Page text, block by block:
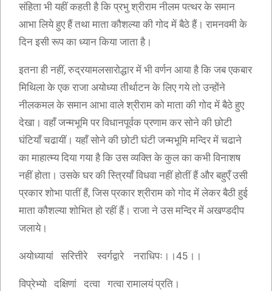
संहिता भी यहीं कहती है कि प्रभु श्रीराम नीलम पत्थर के समान
आभा लिये हुए हैं तथा माता कौशल्या की गोद में बैठे हैं। रामनवमी के
दिन इसी रूप का ध्यान किया जाता है।
इतना ही नहीं, रुद्रयामलसारोद्धार में भी वर्णन आया है कि जब एकबार
मिथिला के एक राजा अयोध्या तीर्थाटन के लिए गये तो उन्होंने
नीलकमल के समान आभा वाले श्रीराम को माता की गोद में बैठे हुए
देखा। वहाँ जन्मभूमि पर विधानपूर्वक प्रणाम कर सोने की छोटी
घंटियाँ चढायीं। यहाँ सोने की छोटी घंटी जन्मभूमि मन्दिर में चढाने
का माहात्म्य दिया गया है कि उस व्यक्ति के कुल का कभी विनाशष
नहीं होता। उसके घर की स्त्रियाँ विधवा नहीं होतीं हैं और बहुएँ उसी
प्रकार शोभा पातीं हैं, जिस प्रकार श्रीराम को गोद में लेकर बैठी हुई
माता कौशल्या शोभित हो रहीं हैं। राजा ने उस मन्दिर में अखण्डदीप
जलाये।
अयोध्यायां सरित्तीरे स्वर्गद्वारे नराधिपः।।45।।
विप्रेभ्यो दक्षिणां दत्वा गत्वा रामालयं प्रति।